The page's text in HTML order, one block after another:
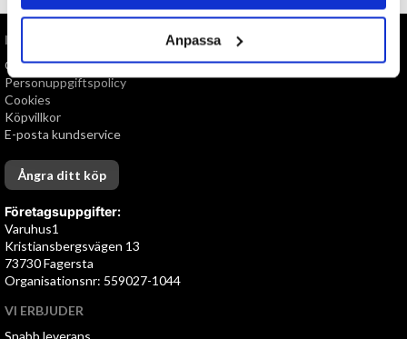
Anpassa
INFORMATION
Om oss
Personuppgiftspolicy
Cookies
Köpvillkor
E-posta kundservice
Ångra ditt köp
Företagsuppgifter:
Varuhus1
Kristiansbergsvägen 13
73730 Fagersta
Organisationsnr: 559027-1044
VI ERBJUDER
Snabb leverans